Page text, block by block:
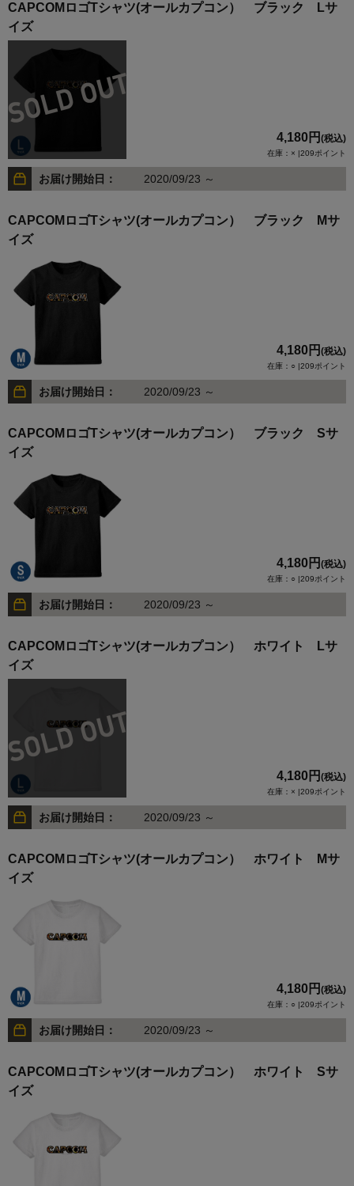
CAPCOMロゴTシャツ(オールカプコン） ブラック Lサ
イズ
4,180円 (税込)
在庫：× |209ポイント
お届け開始日： 2020/09/23 ～
CAPCOMロゴTシャツ(オールカプコン） ブラック Mサ
イズ
4,180円 (税込)
在庫：○ |209ポイント
お届け開始日： 2020/09/23 ～
CAPCOMロゴTシャツ(オールカプコン） ブラック Sサ
イズ
4,180円 (税込)
在庫：○ |209ポイント
お届け開始日： 2020/09/23 ～
CAPCOMロゴTシャツ(オールカプコン） ホワイト Lサ
イズ
4,180円 (税込)
在庫：× |209ポイント
お届け開始日： 2020/09/23 ～
CAPCOMロゴTシャツ(オールカプコン） ホワイト Mサ
イズ
4,180円 (税込)
在庫：○ |209ポイント
お届け開始日： 2020/09/23 ～
CAPCOMロゴTシャツ(オールカプコン） ホワイト Sサ
イズ